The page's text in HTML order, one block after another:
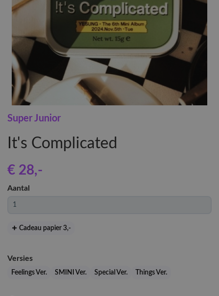
Super Junior
It's Complicated
€ 28,-
Aantal
Cadeau papier 3,-
Versies
Feelings Ver. SMINI Ver. Special Ver. Things Ver.